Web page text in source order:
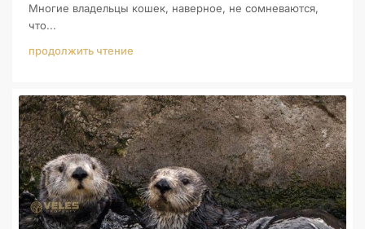
Многие владельцы кошек, наверное, не сомневаются,
что...
продолжить чтение